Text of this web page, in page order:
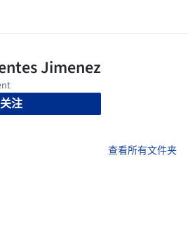
关注
查看所有文件夹